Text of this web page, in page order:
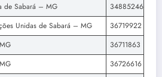
de Sabará – MG
34885246
Unidas de Sabará – MG
36719922
36711863
36726616